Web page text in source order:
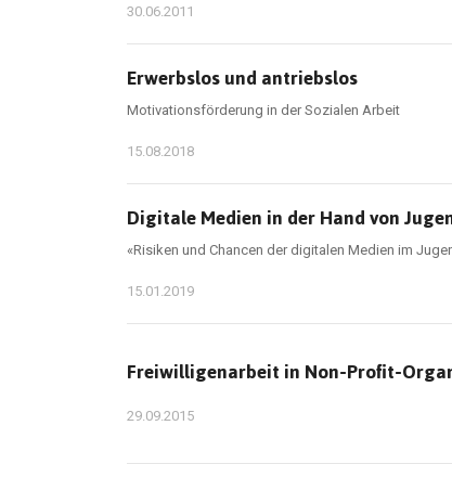
30.06.2011
Erwerbslos und antriebslos
Motivationsförderung in der Sozialen Arbeit
15.08.2018
Digitale Medien in der Hand von
«Risiken und Chancen der digitalen Medien im
15.01.2019
Freiwilligenarbeit in Non-Profit-
29.09.2015